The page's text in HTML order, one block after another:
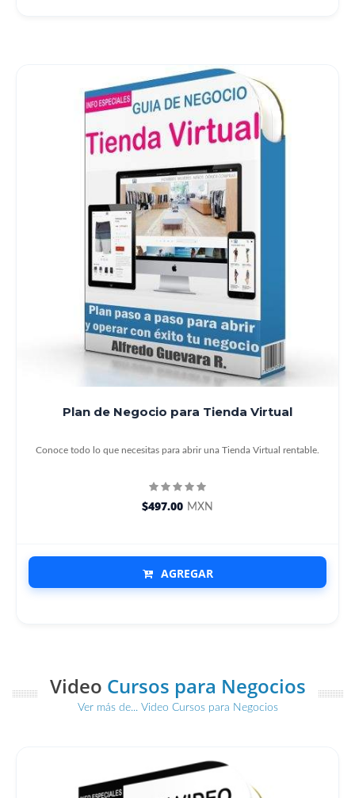
Plan de Negocio para Tienda Virtual
Conoce todo lo que necesitas para abrir una Tienda Virtual rentable.
$497.00 MXN
AGREGAR
Video Cursos para Negocios
Ver más de... Video Cursos para Negocios